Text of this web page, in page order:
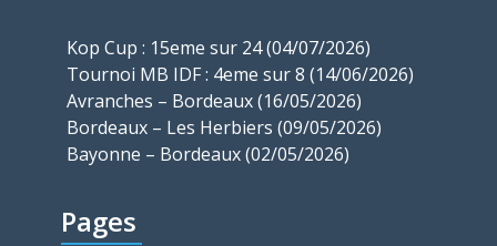
Kop Cup : 15eme sur 24 (04/07/2026)
Tournoi MB IDF : 4eme sur 8 (14/06/2026)
Avranches – Bordeaux (16/05/2026)
Bordeaux – Les Herbiers (09/05/2026)
Bayonne – Bordeaux (02/05/2026)
Pages